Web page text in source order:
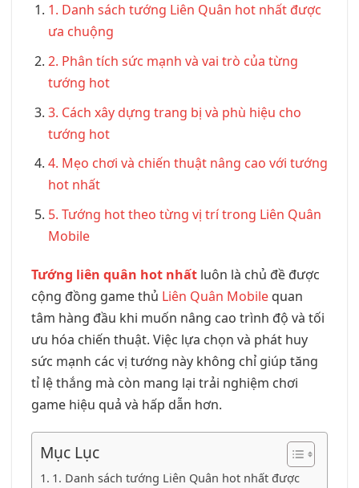
1. Danh sách tướng Liên Quân hot nhất được
ưa chuộng
2. Phân tích sức mạnh và vai trò của từng
tướng hot
3. Cách xây dựng trang bị và phù hiệu cho
tướng hot
4. Mẹo chơi và chiến thuật nâng cao với tướng
hot nhất
5. Tướng hot theo từng vị trí trong Liên Quân
Mobile
Tướng liên quân hot nhất luôn là chủ đề được
cộng đồng game thủ Liên Quân Mobile quan
tâm hàng đầu khi muốn nâng cao trình độ và tối
ưu hóa chiến thuật. Việc lựa chọn và phát huy
sức mạnh các vị tướng này không chỉ giúp tăng
tỉ lệ thắng mà còn mang lại trải nghiệm chơi
game hiệu quả và hấp dẫn hơn.
Mục Lục
1. Danh sách tướng Liên Quân hot nhất được